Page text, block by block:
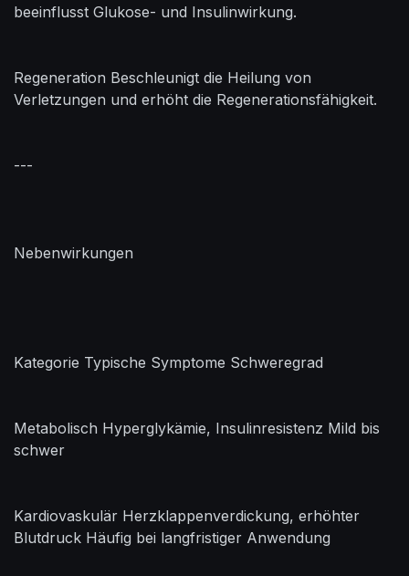
beeinflusst Glukose- und Insulinwirkung.
Regeneration Beschleunigt die Heilung von
Verletzungen und erhöht die Regenerationsfähigkeit.
---
Nebenwirkungen
Kategorie Typische Symptome Schweregrad
Metabolisch Hyperglykämie, Insulinresistenz Mild bis
schwer
Kardiovaskulär Herzklappenverdickung, erhöhter
Blutdruck Häufig bei langfristiger Anwendung